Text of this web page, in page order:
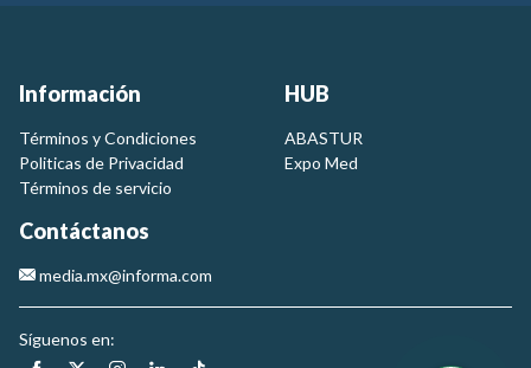
Información
Términos y Condiciones
Politicas de Privacidad
Términos de servicio
HUB
ABASTUR
Expo Med
Contáctanos
media.mx@informa.com
Síguenos en: